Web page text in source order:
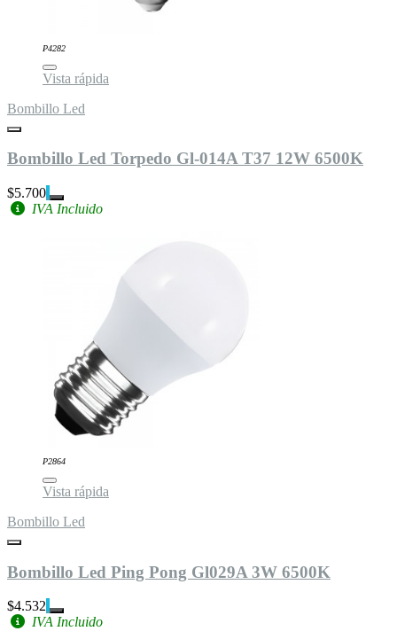
P4282
Vista rápida
Bombillo Led
Bombillo Led Torpedo Gl-014A T37 12W 6500K
$5.700
IVA Incluido
P2864
Vista rápida
Bombillo Led
Bombillo Led Ping Pong Gl029A 3W 6500K
$4.532
IVA Incluido